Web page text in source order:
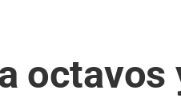
octavos